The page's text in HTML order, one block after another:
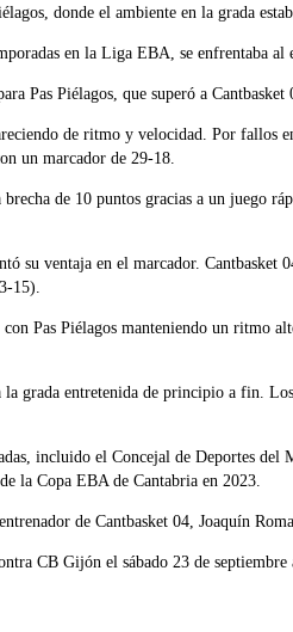
donde el ambiente en la grada
en la Liga EBA, se enfrentaba
Pas Piélagos, que superó a
de ritmo y velocidad. Por fallos
un marcador de 29-18.
de 10 puntos gracias a un juego
su ventaja en el marcador.
15).
Pas Piélagos manteniendo un ritmo
grada entretenida de principio a fin.
incluido el Concejal de Deportes
la Copa EBA de Cantabria en 2023.
de Cantbasket 04, Joaquín
CB Gijón el sábado 23 de septiembre